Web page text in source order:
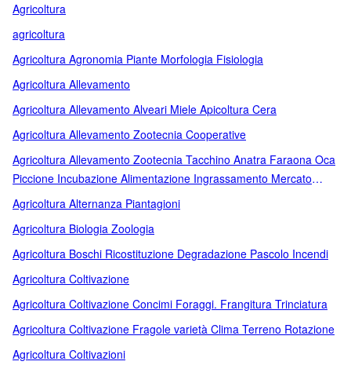
Agricoltura
agricoltura
Agricoltura Agronomia Piante Morfologia Fisiologia
Agricoltura Allevamento
Agricoltura Allevamento Alveari Miele Apicoltura Cera
Agricoltura Allevamento Zootecnia Cooperative
Agricoltura Allevamento Zootecnia Tacchino Anatra Faraona Oca
Piccione Incubazione Alimentazione Ingrassamento Mercato
Malattie Animali Da Cortile
Agricoltura Alternanza Piantagioni
Agricoltura Biologia Zoologia
Agricoltura Boschi Ricostituzione Degradazione Pascolo Incendi
Agricoltura Coltivazione
Agricoltura Coltivazione Concimi Foraggi. Frangitura Trinciatura
Agricoltura Coltivazione Fragole varietà Clima Terreno Rotazione
Agricoltura Coltivazioni